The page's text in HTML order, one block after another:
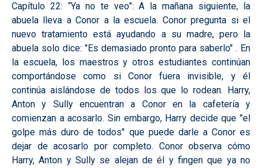
Capítulo 22: “Ya no te veo”:A la mañana siguiente, la
abuela lleva a Conor a la escuela. Conor pregunta si el
nuevo tratamiento está ayudando a su madre, pero la
abuela solo dice: "Es demasiado pronto para saberlo" . En
la escuela, los maestros y otros estudiantes continúan
comportándose como si Conor fuera invisible, y él
continúa aislándose de todos los que lo rodean. Harry,
Anton y Sully encuentran a Conor en la cafetería y
comienzan a acosarlo. Sin embargo, Harry decide que "el
golpe más duro de todos" que puede darle a Conor es
dejar de acosarlo por completo. Conor observa cómo
Harry, Anton y Sully se alejan de él y fingen que ya no